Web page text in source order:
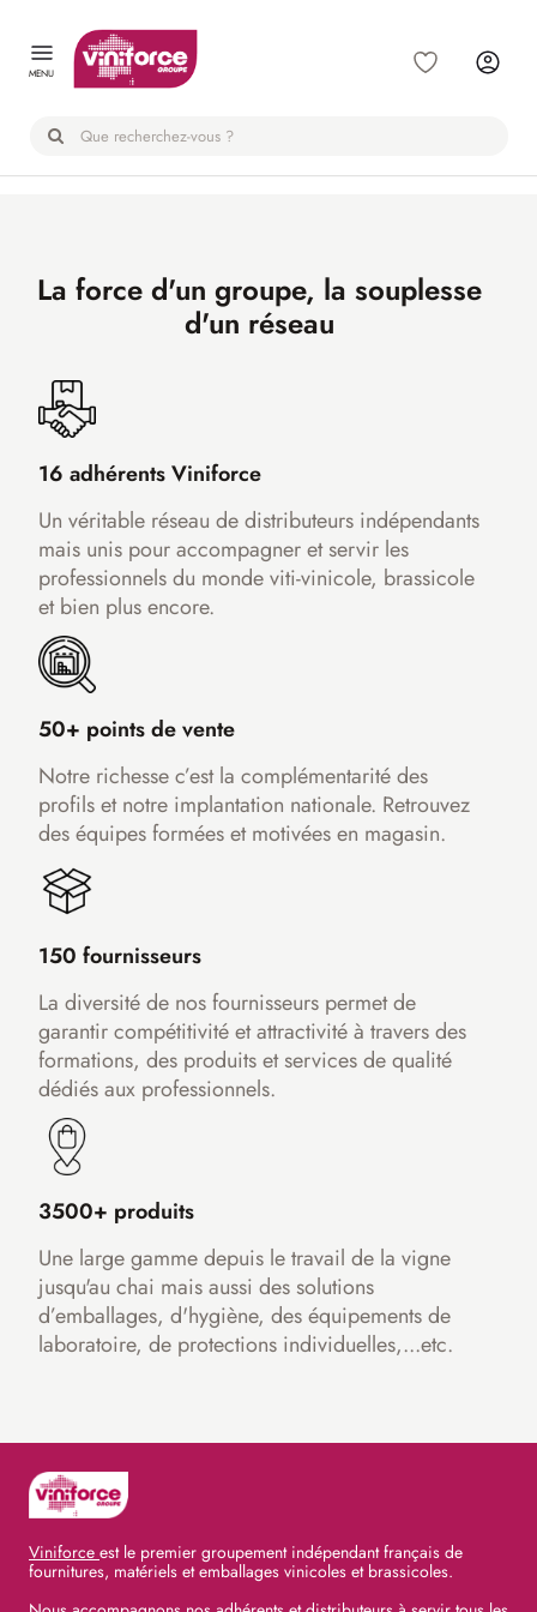
MENU
La force d'un groupe, la souplesse
d'un réseau
16 adhérents Viniforce
Un véritable réseau de distributeurs indépendants
mais unis pour accompagner et servir les
professionnels du monde viti-vinicole, brassicole
et bien plus encore.
50+ points de vente
Notre richesse c’est la complémentarité des
profils et notre implantation nationale. Retrouvez
des équipes formées et motivées en magasin.
150 fournisseurs
La diversité de nos fournisseurs permet de
garantir compétitivité et attractivité à travers des
formations, des produits et services de qualité
dédiés aux professionnels.
3500+ produits
Une large gamme depuis le travail de la vigne
jusqu'au chai mais aussi des solutions
d’emballages, d'hygiène, des équipements de
laboratoire, de protections individuelles,...etc.
Viniforce est le premier groupement indépendant français de
fournitures, matériels et emballages vinicoles et brassicoles.